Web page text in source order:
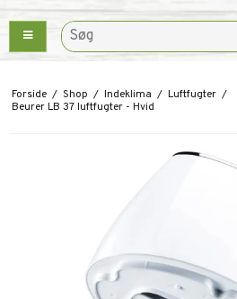
Forside / Shop / Indeklima / Luftfugter /
Beurer LB 37 luftfugter - Hvid